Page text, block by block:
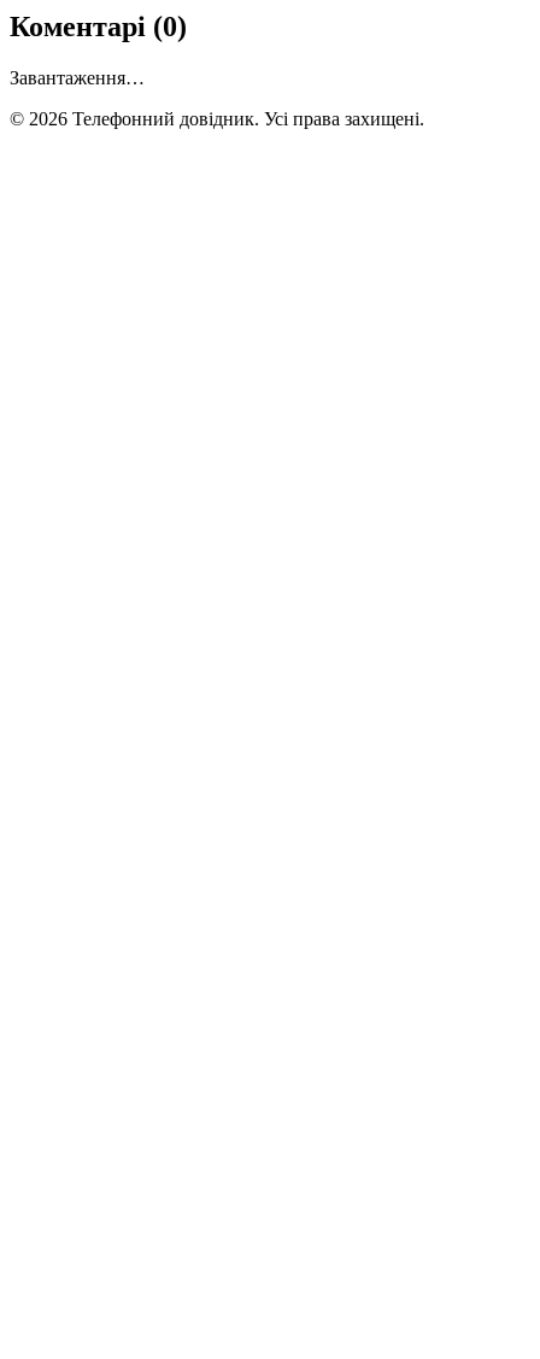
Коментарі (0)
Завантаження…
© 2026 Телефонний довідник. Усі права захищені.